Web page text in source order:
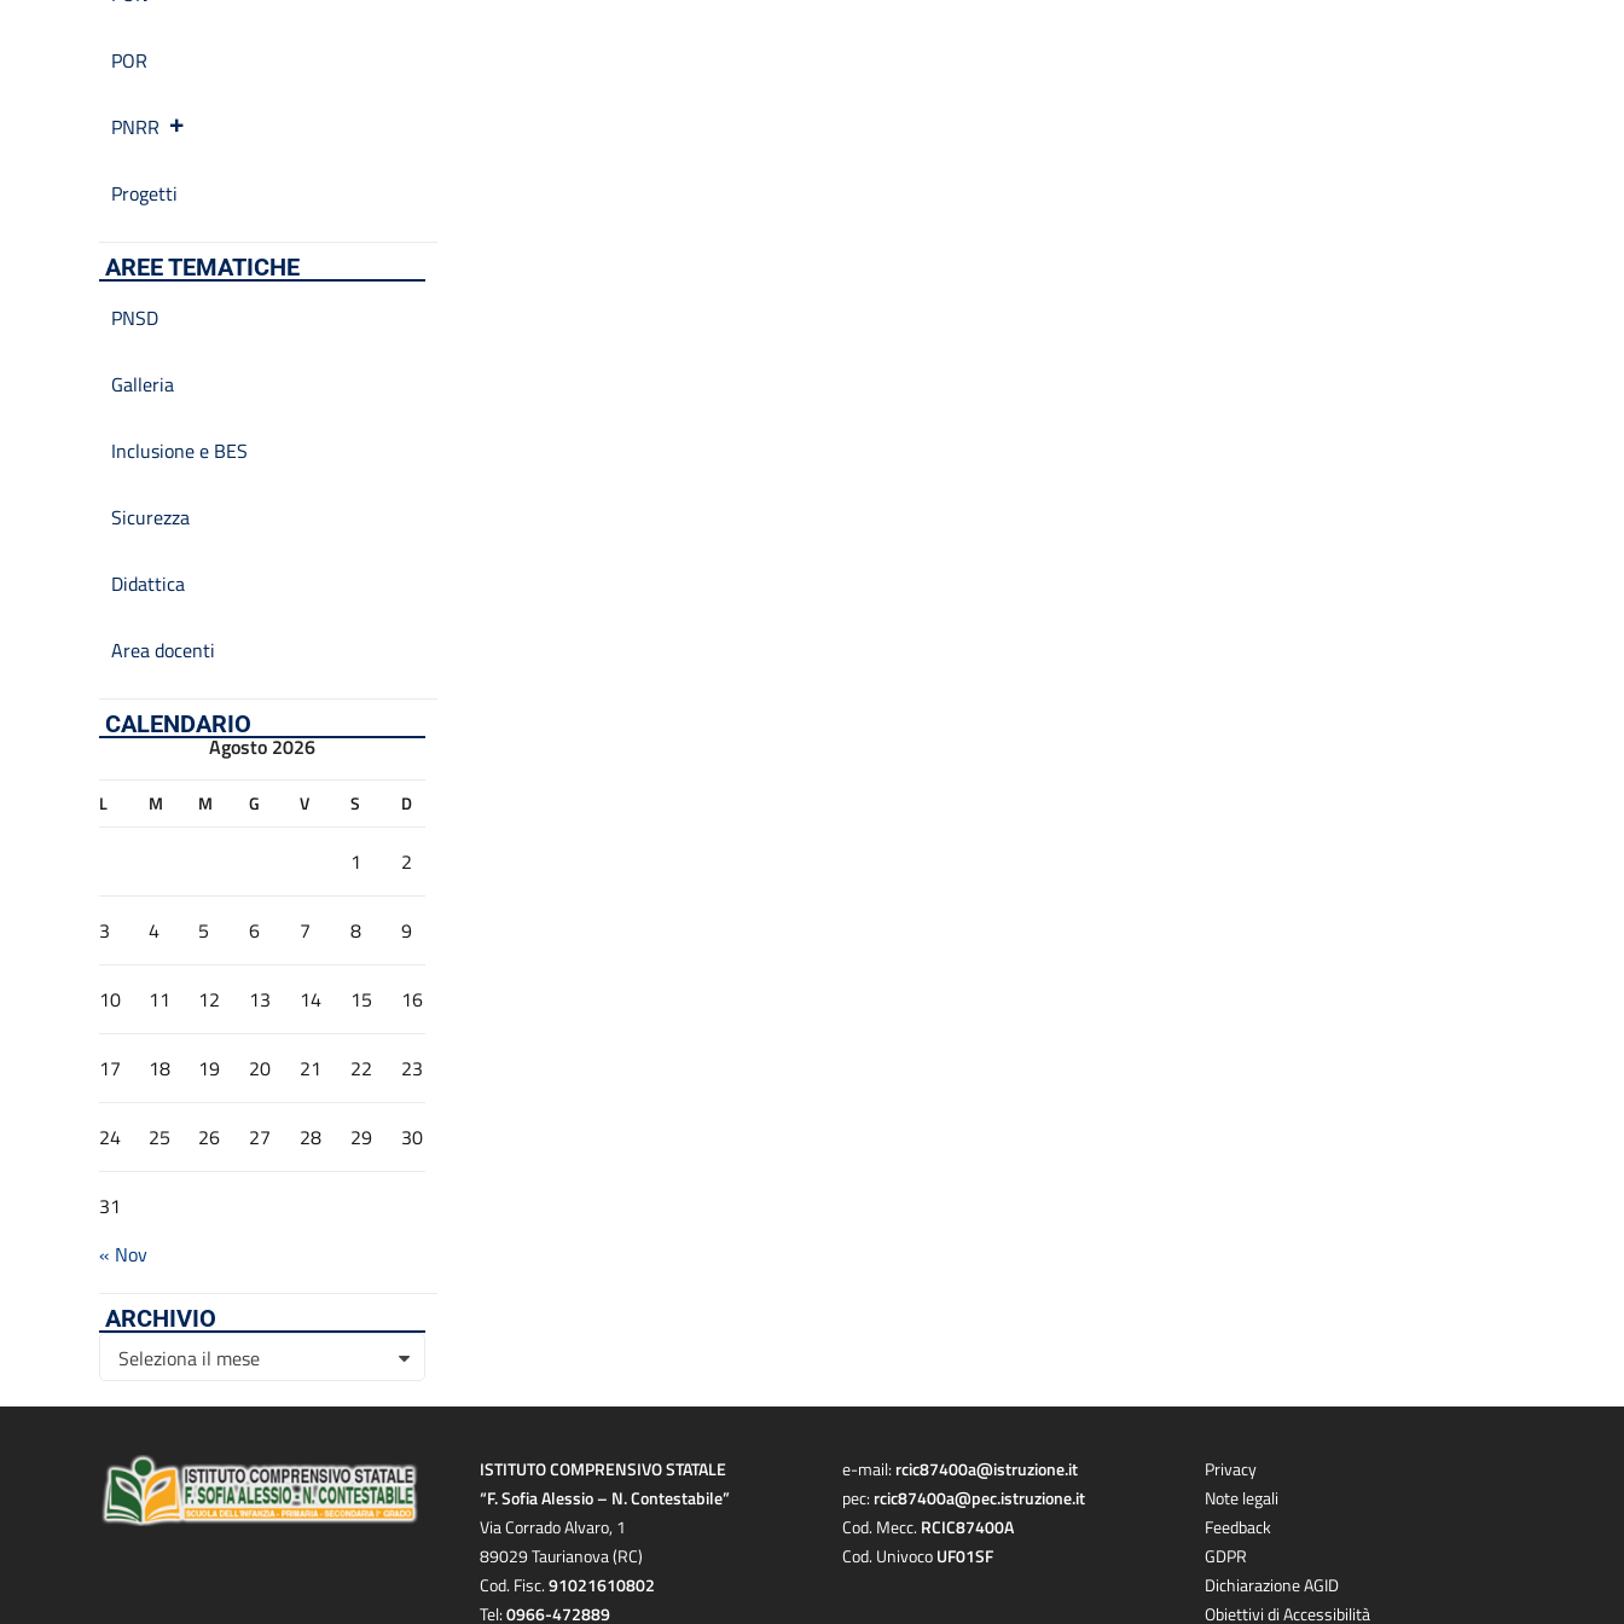
POR
PNRR
Progetti
AREE TEMATICHE
PNSD
Galleria
Inclusione e BES
Sicurezza
Didattica
Area docenti
CALENDARIO
Agosto 2026
L M M G V S D
1 2
3 4 5 6 7 8 9
10 11 12 13 14 15 16
17 18 19 20 21 22 23
24 25 26 27 28 29 30
31
« Nov
ARCHIVIO
Archivio
Seleziona il mese
ISTITUTO COMPRENSIVO STATALE
“F. Sofia Alessio – N. Contestabile”
Via Corrado Alvaro, 1
89029 Taurianova (RC)
Cod. Fisc.91021610802
Tel:0966-472889
e-mail: rcic87400a@istruzione.it
pec: rcic87400a@pec.istruzione.it
Cod. Mecc. RCIC87400A
Cod. UnivocoUF01SF
Privacy
Note legali
Feedback
GDPR
Dichiarazione AGID
Obiettivi di Accessibilità